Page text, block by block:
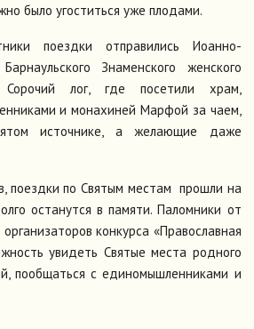
было угоститься уже плодами.
поездки отправились Иоанно-
Знаменского женского
лог, где посетили храм,
и монахиней Марфой за чаем,
источнике, а желающие даже
поездки по Святым местам прошли на
останутся в памяти. Паломники от
конкурса «Православная
увидеть Святые места родного
пообщаться с единомышленниками и